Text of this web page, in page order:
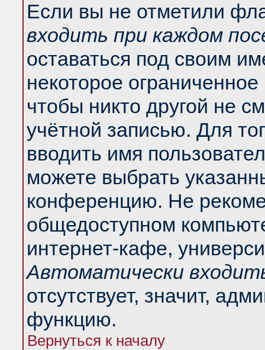
Если вы не отметили
входить при каждом
оставаться под своим
некоторое
чтобы никто другой не
учётной записью. Для
вводить имя
можете выбрать
конференцию. Не
общедоступном
интернет-кафе,
Автоматически
отсутствует, значит,
функцию.
Вернуться к началу